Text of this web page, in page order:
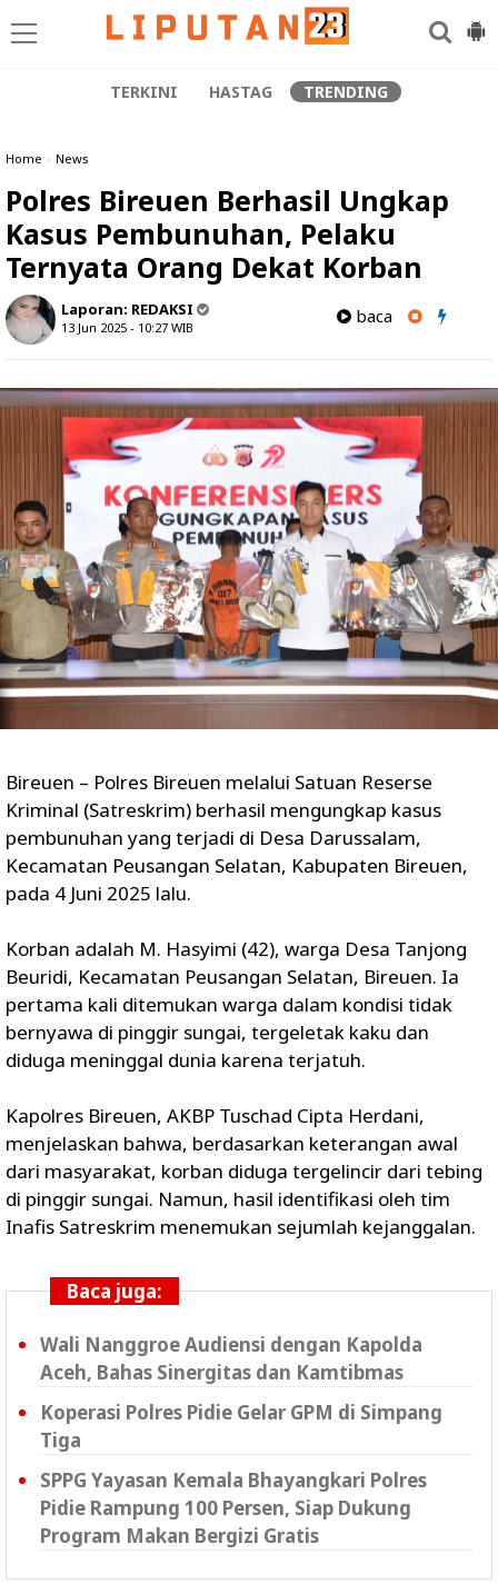
TERKINI HASTAG TRENDING
Home » News
Polres Bireuen Berhasil Ungkap
Kasus Pembunuhan, Pelaku
Ternyata Orang Dekat Korban
Laporan: REDAKSI
13 Jun 2025 - 10:27 WIB
baca
Bireuen – Polres Bireuen melalui Satuan Reserse
Kriminal (Satreskrim) berhasil mengungkap kasus
pembunuhan yang terjadi di Desa Darussalam,
Kecamatan Peusangan Selatan, Kabupaten Bireuen,
pada 4 Juni 2025 lalu.
Korban adalah M. Hasyimi (42), warga Desa Tanjong
Beuridi, Kecamatan Peusangan Selatan, Bireuen. Ia
pertama kali ditemukan warga dalam kondisi tidak
bernyawa di pinggir sungai, tergeletak kaku dan
diduga meninggal dunia karena terjatuh.
Kapolres Bireuen, AKBP Tuschad Cipta Herdani,
menjelaskan bahwa, berdasarkan keterangan awal
dari masyarakat, korban diduga tergelincir dari tebing
di pinggir sungai. Namun, hasil identifikasi oleh tim
Inafis Satreskrim menemukan sejumlah kejanggalan.
Baca juga:
Wali Nanggroe Audiensi dengan Kapolda
Aceh, Bahas Sinergitas dan Kamtibmas
Koperasi Polres Pidie Gelar GPM di Simpang
Tiga
SPPG Yayasan Kemala Bhayangkari Polres
Pidie Rampung 100 Persen, Siap Dukung
Program Makan Bergizi Gratis